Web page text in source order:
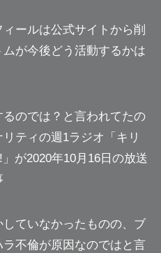
ールは公式サイトから削
が今後どう活動するかは
のでは？と言われてたの
ティの週1ラジオ「キリ
が2020年10月16日の放送
ていなかったものの、ブ
不倫が原因なのではと言